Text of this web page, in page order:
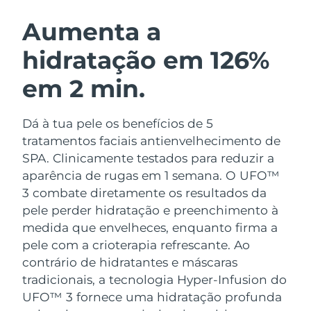
Aumenta a
hidratação em 126%
em 2 min.
Dá à tua pele os benefícios de 5
tratamentos faciais antienvelhecimento de
SPA. Clinicamente testados para reduzir a
aparência de rugas em 1 semana. O UFO™
3 combate diretamente os resultados da
pele perder hidratação e preenchimento à
medida que envelheces, enquanto firma a
pele com a crioterapia refrescante. Ao
contrário de hidratantes e máscaras
tradicionais, a tecnologia Hyper-Infusion do
UFO™ 3 fornece uma hidratação profunda
Limpeza facial
Anti-aging massage
LUNA™ 4 Plus
Massage, LED heating
LUNA™ 4 Men
For men, anti-aging massage
Microcurrent toning
BEAR™ 2 go
Microcurrent toning on-the-go
BEAR™ 2 eyes & lips
Microcurrent line smoothing device
Hidratação
UFO™ 3 kit
Deep facial hydration
UFO™ 3 LED
Near-infrared and red light therapy
device
Cuidado oral
issa™ 4
Hybrid silicone sonic toothbrush
issa™ 4 plus
Smart hybrid silicone sonic toothbrush
TRATAMENTO ANTIENVELHECIMENTO
FAQ™
Antienvelhecimento Tratamentos LED
Áustria
Barein Entrega prevista8/10/26
Bélgica
Bermudas Entrega prevista
Bósnia e
Herzegovina
Entrega prevista8/12/26
Brunei Entrega prevista8/14/26
Bulgária Entrega prevista8/9/26
Canadá Entrega prevista
Chile Entrega prevista8/13/26